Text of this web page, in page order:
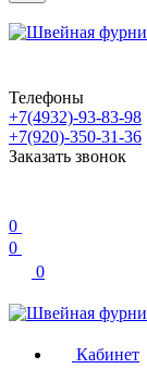
Телефоны
+7(4932)-93-83-98
+7(920)-350-31-36
Заказать звонок
0
0
0
Кабинет